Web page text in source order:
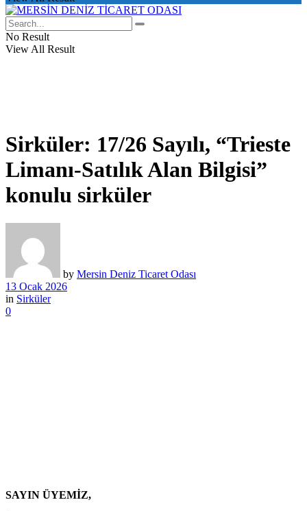
No Result
View All Result
Sirküler: 17/26 Sayılı, “Trieste
Limanı-Satılık Alan Bilgisi”
konulu sirküler
by Mersin Deniz Ticaret Odası
13 Ocak 2026
in Sirküler
0
SAYIN ÜYEMİZ,